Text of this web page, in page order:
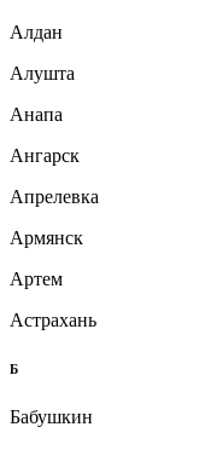
Алдан
Алушта
Анапа
Ангарск
Апрелевка
Армянск
Артем
Астрахань
Б
Бабушкин